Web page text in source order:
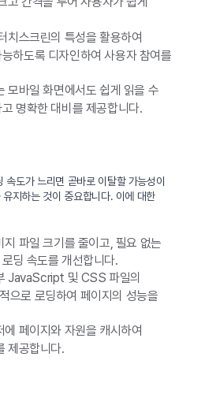
치스크린의 특성을 활용하여
하도록 디자인하여 사용자 참여를
모바일 화면에서도 쉽게 읽을 수
명확한 대비를 제공합니다.
속도가 느리면 곧바로 이탈할 가능성이
지하는 것이 중요합니다. 이에 대한
파일 크기를 줄이고, 필요 없는
딩 속도를 개선합니다.
JavaScript 및 CSS 파일의
으로 로딩하여 페이지의 성능을
페이지와 자원을 캐시하여
제공합니다.